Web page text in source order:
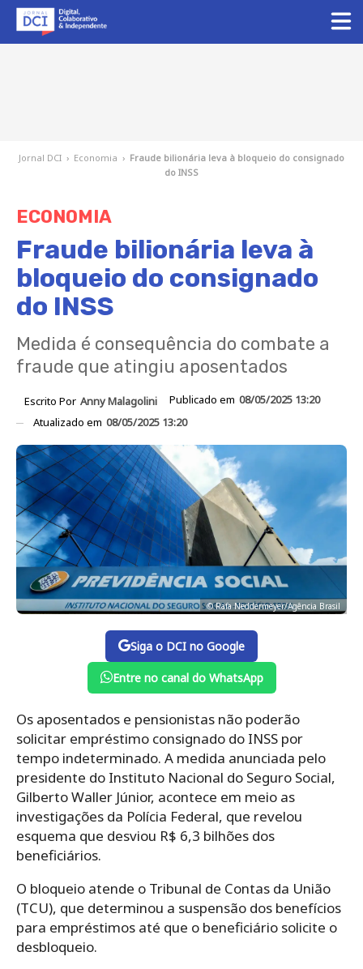
Jornal DCI › Economia › Fraude bilionária leva à bloqueio do consignado
do INSS
ECONOMIA
Fraude bilionária leva à
bloqueio do consignado
do INSS
Medida é consequência do combate a
fraude que atingiu aposentados
Escrito Por Anny Malagolini Publicado em 08/05/2025 13:20
Atualizado em 08/05/2025 13:20
© Rafa Neddermeyer/Agência Brasil
Siga o DCI no Google
Entre no canal do WhatsApp
Os aposentados e pensionistas não poderão
solicitar empréstimo consignado do INSS por
tempo indeterminado. A medida anunciada pelo
presidente do Instituto Nacional do Seguro Social,
Gilberto Waller Júnior, acontece em meio as
investigações da Polícia Federal, que revelou
esquema que desviou R$ 6,3 bilhões dos
beneficiários.
O bloqueio atende o Tribunal de Contas da União
(TCU), que determinou a suspensão dos benefícios
para empréstimos até que o beneficiário solicite o
desbloqueio.